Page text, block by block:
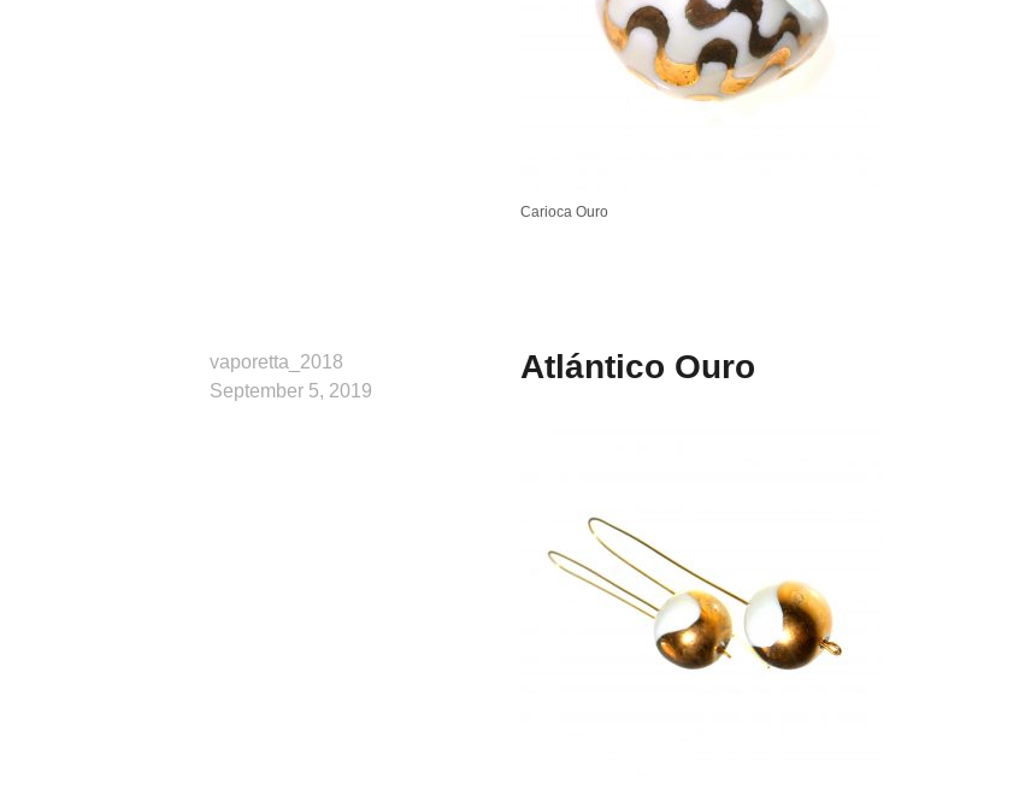
Carioca Ouro
Atlántico Ouro
vaporetta_2018
September 5, 2019